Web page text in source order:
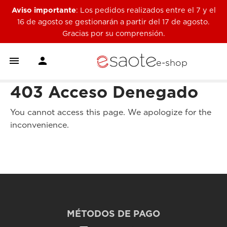
Aviso importante: Los pedidos realizados entre el 7 y el
16 de agosto se gestionarán a partir del 17 de agosto.
Gracias por su comprensión.
  e-shop
403 Acceso Denegado
You cannot access this page. We apologize for the
inconvenience.
MÉTODOS DE PAGO